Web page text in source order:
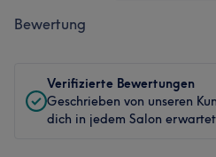
Bewertung
Verifizierte Bewertungen
Geschrieben von unseren
dich in jedem Salon